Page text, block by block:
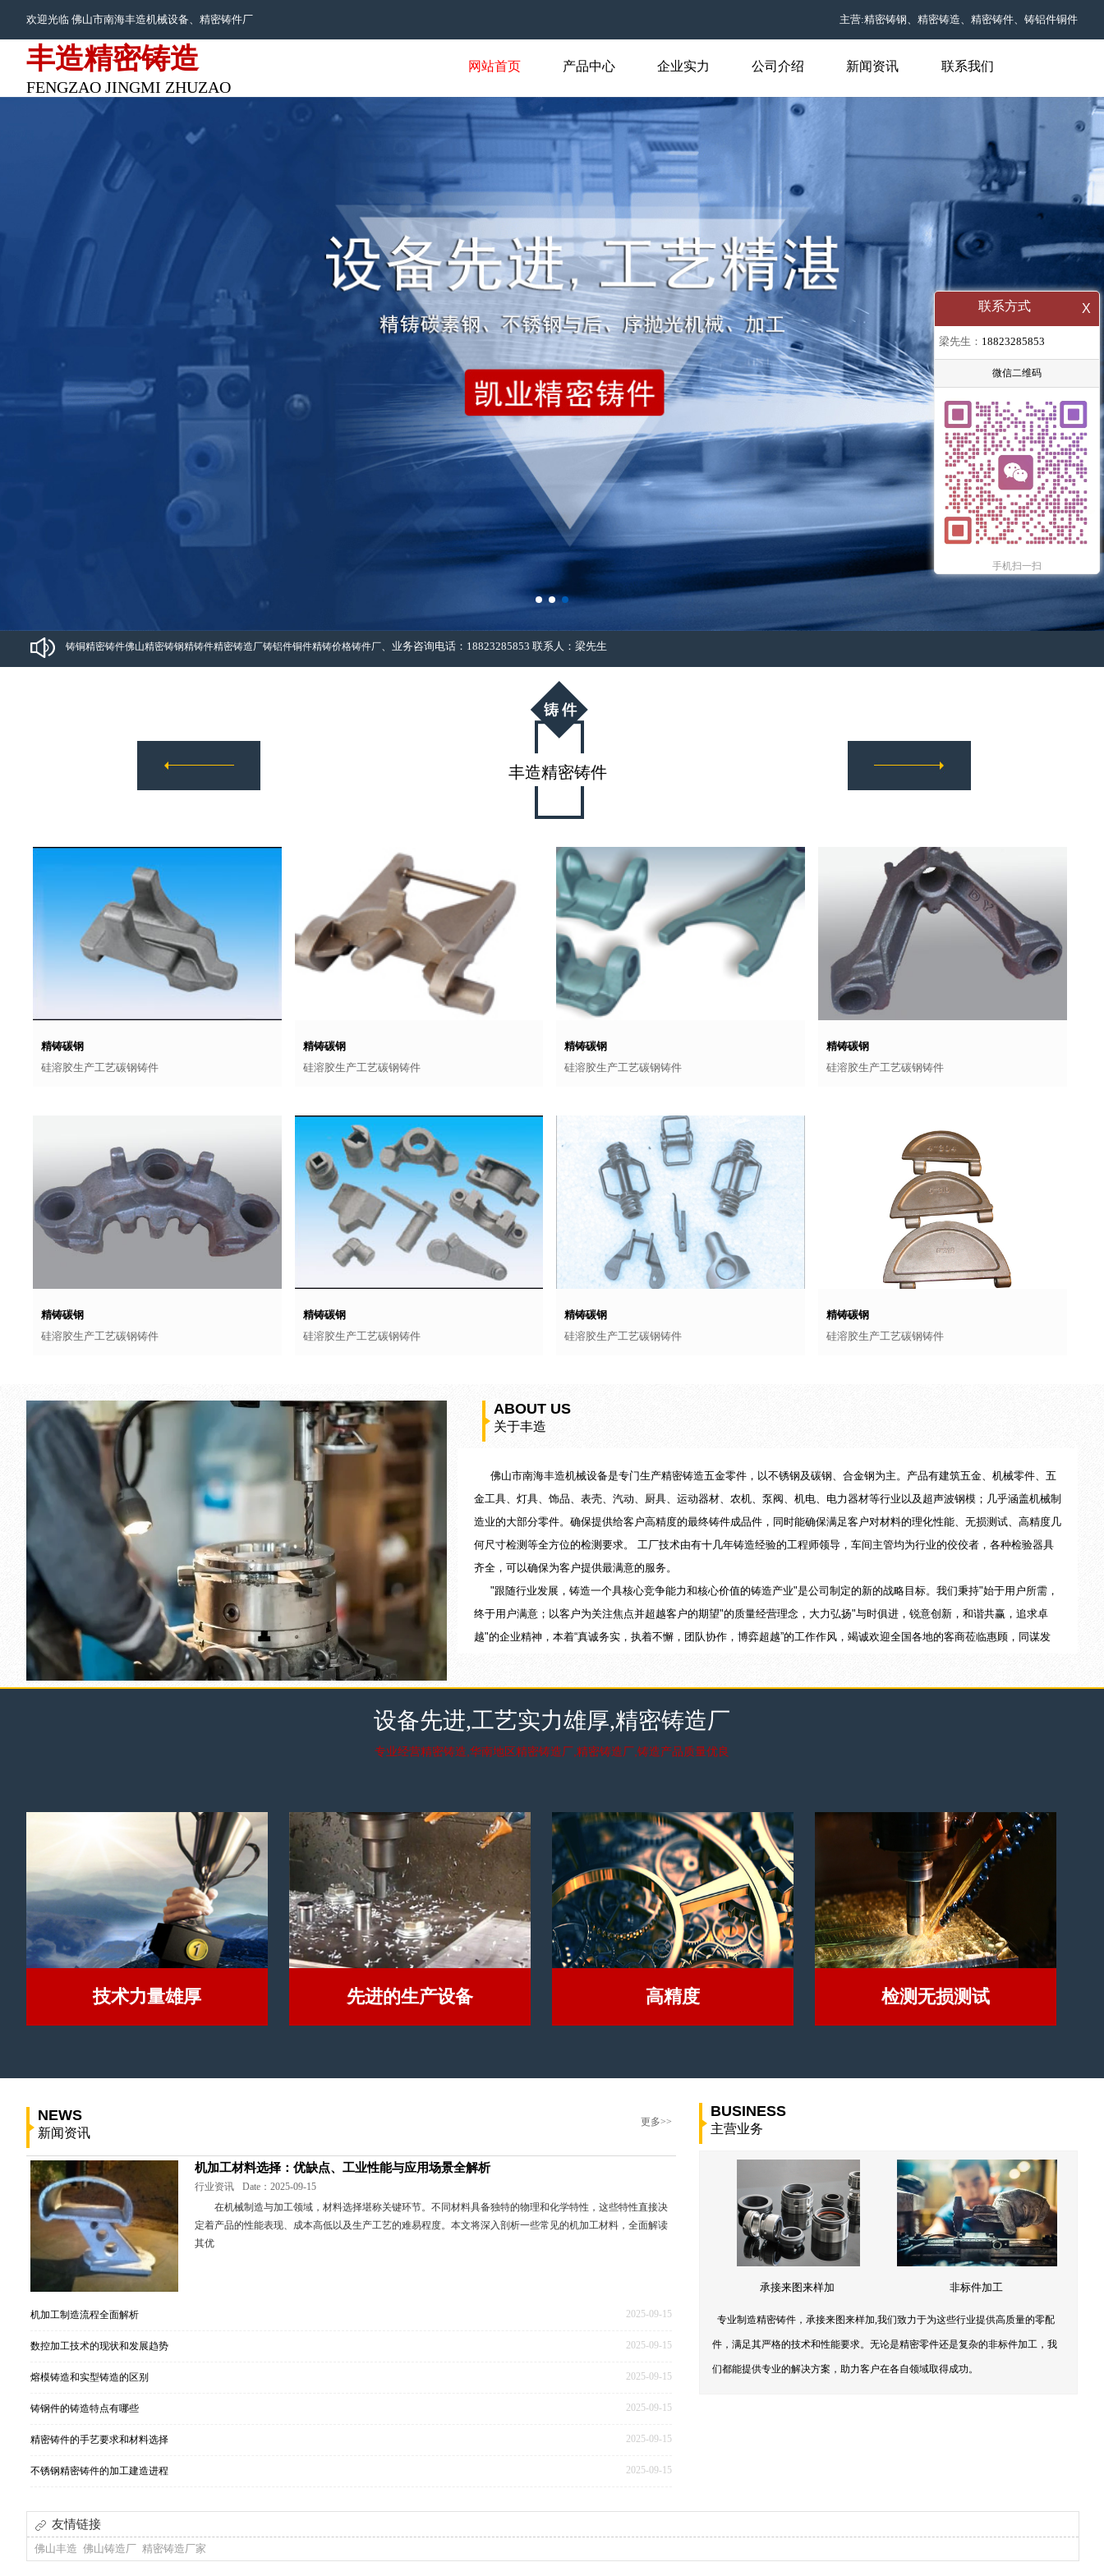
欢迎光临 佛山市南海丰造机械设备、 精密铸件厂 主营:精密铸钢、精密铸造、精密铸件、铸铝件铜件
丰造精密铸造
FENGZAO JINGMI ZHUZAO
网站首页 产品中心 企业实力 公司介绍 新闻资讯 联系我们
铸铜精密铸件佛山精密铸钢精铸件精密铸造厂铸铝件铜件精铸价格铸件厂、业务咨询电话：18823285853 联系人：梁先生
丰造精密铸件
精铸碳钢
硅溶胶生产工艺碳钢铸件
精铸碳钢
硅溶胶生产工艺碳钢铸件
精铸碳钢
硅溶胶生产工艺碳钢铸件
精铸碳钢
硅溶胶生产工艺碳钢铸件
精铸碳钢
硅溶胶生产工艺碳钢铸件
精铸碳钢
硅溶胶生产工艺碳钢铸件
精铸碳钢
硅溶胶生产工艺碳钢铸件
精铸碳钢
硅溶胶生产工艺碳钢铸件
ABOUT US
关于丰造
佛山市南海丰造机械设备是专门生产精密铸造五金零件，以不锈钢及碳钢、合金钢为主。产品有建筑五金、机械零件、五
金工具、灯具、饰品、表壳、汽动、厨具、运动器材、农机、泵阀、机电、电力器材等行业以及超声波钢模；几乎涵盖机械制
造业的大部分零件。确保提供给客户高精度的最终铸件成品件，同时能确保满足客户对材料的理化性能、无损测试、高精度几
何尺寸检测等全方位的检测要求。 工厂技术由有十几年铸造经验的工程师领导，车间主管均为行业的佼佼者，各种检验器具
齐全，可以确保为客户提供最满意的服务。
"跟随行业发展，铸造一个具核心竞争能力和核心价值的铸造产业"是公司制定的新的战略目标。我们秉持"始于用户所需，
终于用户满意；以客户为关注焦点并超越客户的期望"的质量经营理念，大力弘扬"与时俱进，锐意创新，和谐共赢，追求卓
越"的企业精神，本着“真诚务实，执着不懈，团队协作，博弈超越”的工作作风，竭诚欢迎全国各地的客商莅临惠顾，同谋发
更多详细+
设备先进,工艺实力雄厚,精密铸造厂
专业经营精密铸造,华南地区精密铸造厂,精密铸造厂,铸造产品质量优良
技术力量雄厚 先进的生产设备 高精度 检测无损测试
NEWS
新闻资讯
更多>>
机加工材料选择：优缺点、工业性能与应用场景全解析
行业资讯
Date：2025-09-15
在机械制造与加工领域，材料选择堪称关键环节。不同材料具备独特的物理和化学特性，这些特性直接决
定着产品的性能表现、成本高低以及生产工艺的难易程度。本文将深入剖析一些常见的机加工材料，全面解读
其优
2025-09-15
机加工制造流程全面解析
2025-09-15
数控加工技术的现状和发展趋势
2025-09-15
熔模铸造和实型铸造的区别
2025-09-15
铸钢件的铸造特点有哪些
2025-09-15
精密铸件的手艺要求和材料选择
2025-09-15
不锈钢精密铸件的加工建造进程
BUSINESS
主营业务
承接来图来样加 非标件加工
专业制造精密铸件，承接来图来样加,我们致力于为这些行业提供高质量的零配
件，满足其严格的技术和性能要求。无论是精密零件还是复杂的非标件加工，我
们都能提供专业的解决方案，助力客户在各自领域取得成功。
友情链接
佛山丰造 佛山铸造厂 精密铸造厂家
联系方式 X
梁先生： 18823285853
微信二维码
手机扫一扫